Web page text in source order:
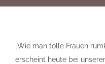
„Wie man tolle Frauen
erscheint heute bei